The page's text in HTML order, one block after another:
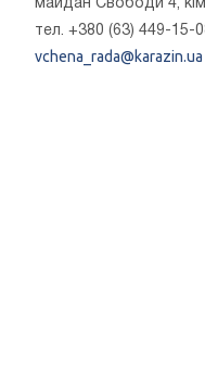
тел. +380 (63) 449-15-
vchena_rada@karazin.ua